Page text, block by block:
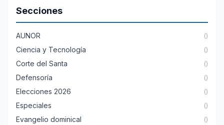
Secciones
AUNOR ()
Ciencia y Tecnología ()
Corte del Santa ()
Defensoría ()
Elecciones 2026 ()
Especiales ()
Evangelio dominical ()